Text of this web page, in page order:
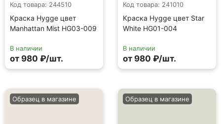
Код товара: 244510
Краска Hygge цвет
Manhattan Mist HG03-009
В наличии
от 980 ₽/шт.
Код товара: 241010
Краска Hygge цвет Star
White HG01-004
В наличии
от 980 ₽/шт.
Образец в магазине Образец в магазине